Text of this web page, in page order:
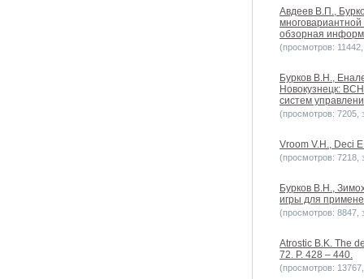
Авдеев В.П.,
обзорная
(просмотров:
Бурков B.H.,
Новокузнецк:
систем
(просмотров: 7205,
Vroom V.H., Deci
(просмотров: 7218,
Бурков B.H.,
игры для
(просмотров: 8847,
Atrostic B.K. The
72. P. 428 – 440.
(просмотров: